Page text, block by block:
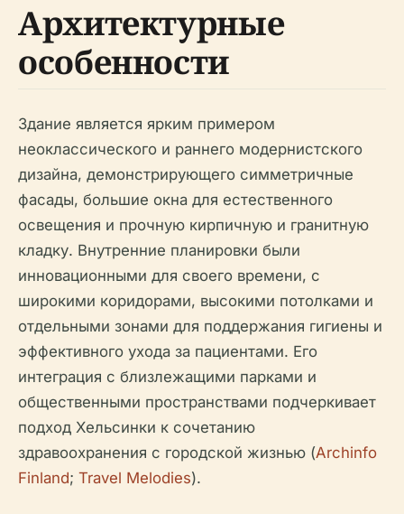
Архитектурные
особенности
Здание является ярким примером
неоклассического и раннего модернистского
дизайна, демонстрирующего симметричные
фасады, большие окна для естественного
освещения и прочную кирпичную и гранитную
кладку. Внутренние планировки были
инновационными для своего времени, с
широкими коридорами, высокими потолками и
отдельными зонами для поддержания гигиены и
эффективного ухода за пациентами. Его
интеграция с близлежащими парками и
общественными пространствами подчеркивает
подход Хельсинки к сочетанию
здравоохранения с городской жизнью (Archinfo
Finland; Travel Melodies).